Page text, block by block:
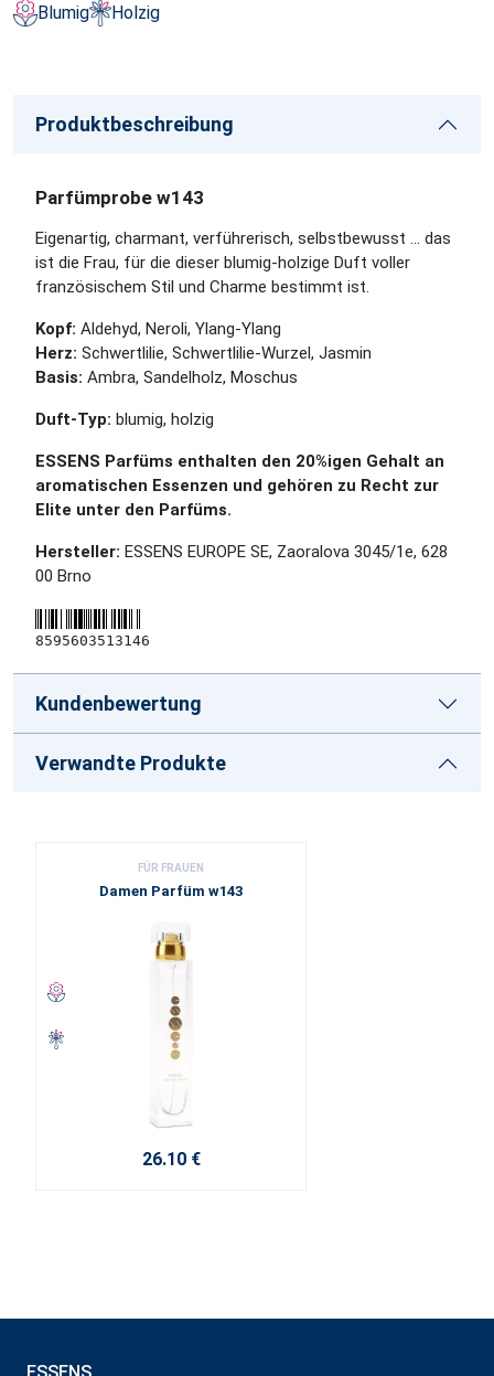
Blumig Holzig
Produktbeschreibung
Parfümprobe w143
Eigenartig, charmant, verführerisch, selbstbewusst ... das
ist die Frau, für die dieser blumig-holzige Duft voller
französischem Stil und Charme bestimmt ist.
Kopf: Aldehyd, Neroli, Ylang-Ylang
Herz: Schwertlilie, Schwertlilie-Wurzel, Jasmin
Basis: Ambra, Sandelholz, Moschus
Duft-Typ: blumig, holzig
ESSENS Parfüms enthalten den 20%igen Gehalt an
aromatischen Essenzen und gehören zu Recht zur
Elite unter den Parfüms.
Hersteller: ESSENS EUROPE SE, Zaoralova 3045/1e, 628
00 Brno
8595603513146
Kundenbewertung
Verwandte Produkte
FÜR FRAUEN
Damen Parfüm w143
26.10 €